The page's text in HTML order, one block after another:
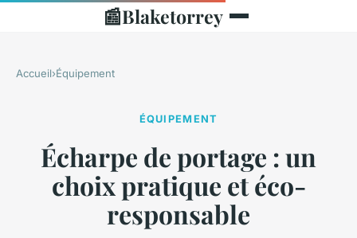
📰Blaketorrey
Accueil›Équipement
ÉQUIPEMENT
Écharpe de portage : un
choix pratique et éco-
responsable